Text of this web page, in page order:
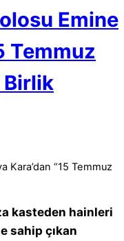
Emine
Temmuz
Birlik
kasteden hainleri
sahip çıkan